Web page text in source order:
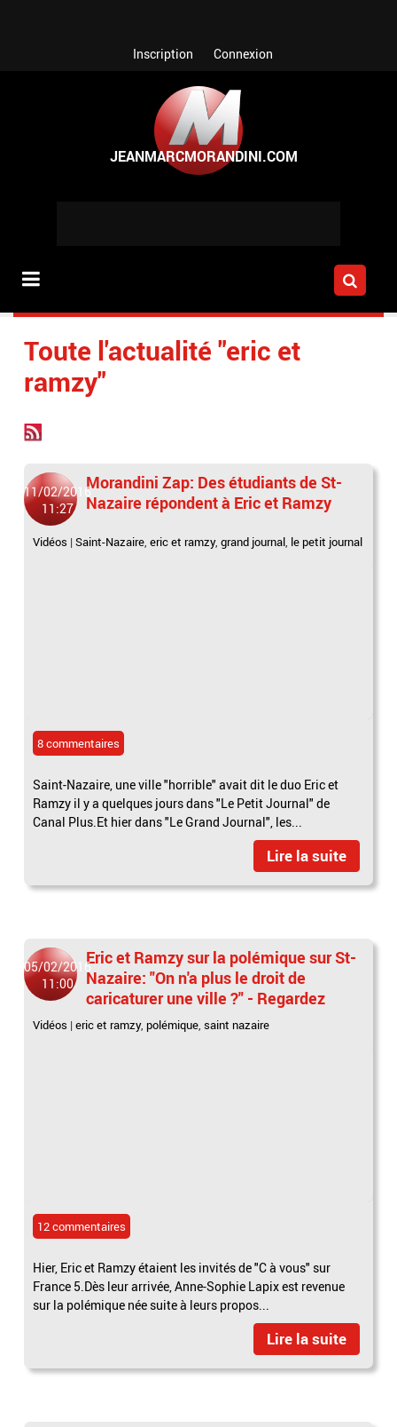
Inscription Connexion
Toute l'actualité "eric et
ramzy"
11/02/2016
11:27
Morandini Zap: Des étudiants de St-
Nazaire répondent à Eric et Ramzy
Vidéos |Saint-Nazaire,eric et ramzy,grand journal, le petit journal
8 commentaires
Saint-Nazaire, une ville "horrible" avait dit le duo Eric et
Ramzy il y a quelques jours dans "Le Petit Journal" de
Canal Plus.Et hier dans "Le Grand Journal", les...
Lire la suite
05/02/2016
11:00
Eric et Ramzy sur la polémique sur St-
Nazaire: "On n'a plus le droit de
caricaturer une ville ?" - Regardez
Vidéos |eric et ramzy, polémique,saint nazaire
12 commentaires
Hier, Eric et Ramzy étaient les invités de "C à vous" sur
France 5.Dès leur arrivée, Anne-Sophie Lapix est revenue
sur la polémique née suite à leurs propos...
Lire la suite